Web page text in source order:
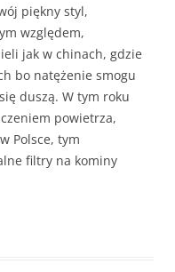
piękny styl,
względem,
jak w chinach, gdzie
bo natężenie smogu
duszą. W tym roku
powietrza,
Polsce, tym
filtry na kominy